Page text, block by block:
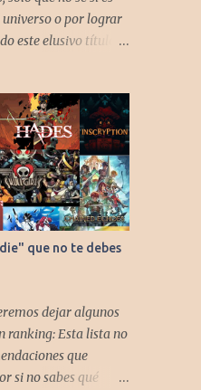
o por lograr
este elusivo título
que no te debes
dejar algunos
ranking: Esta lista no
que
si no sabes qué